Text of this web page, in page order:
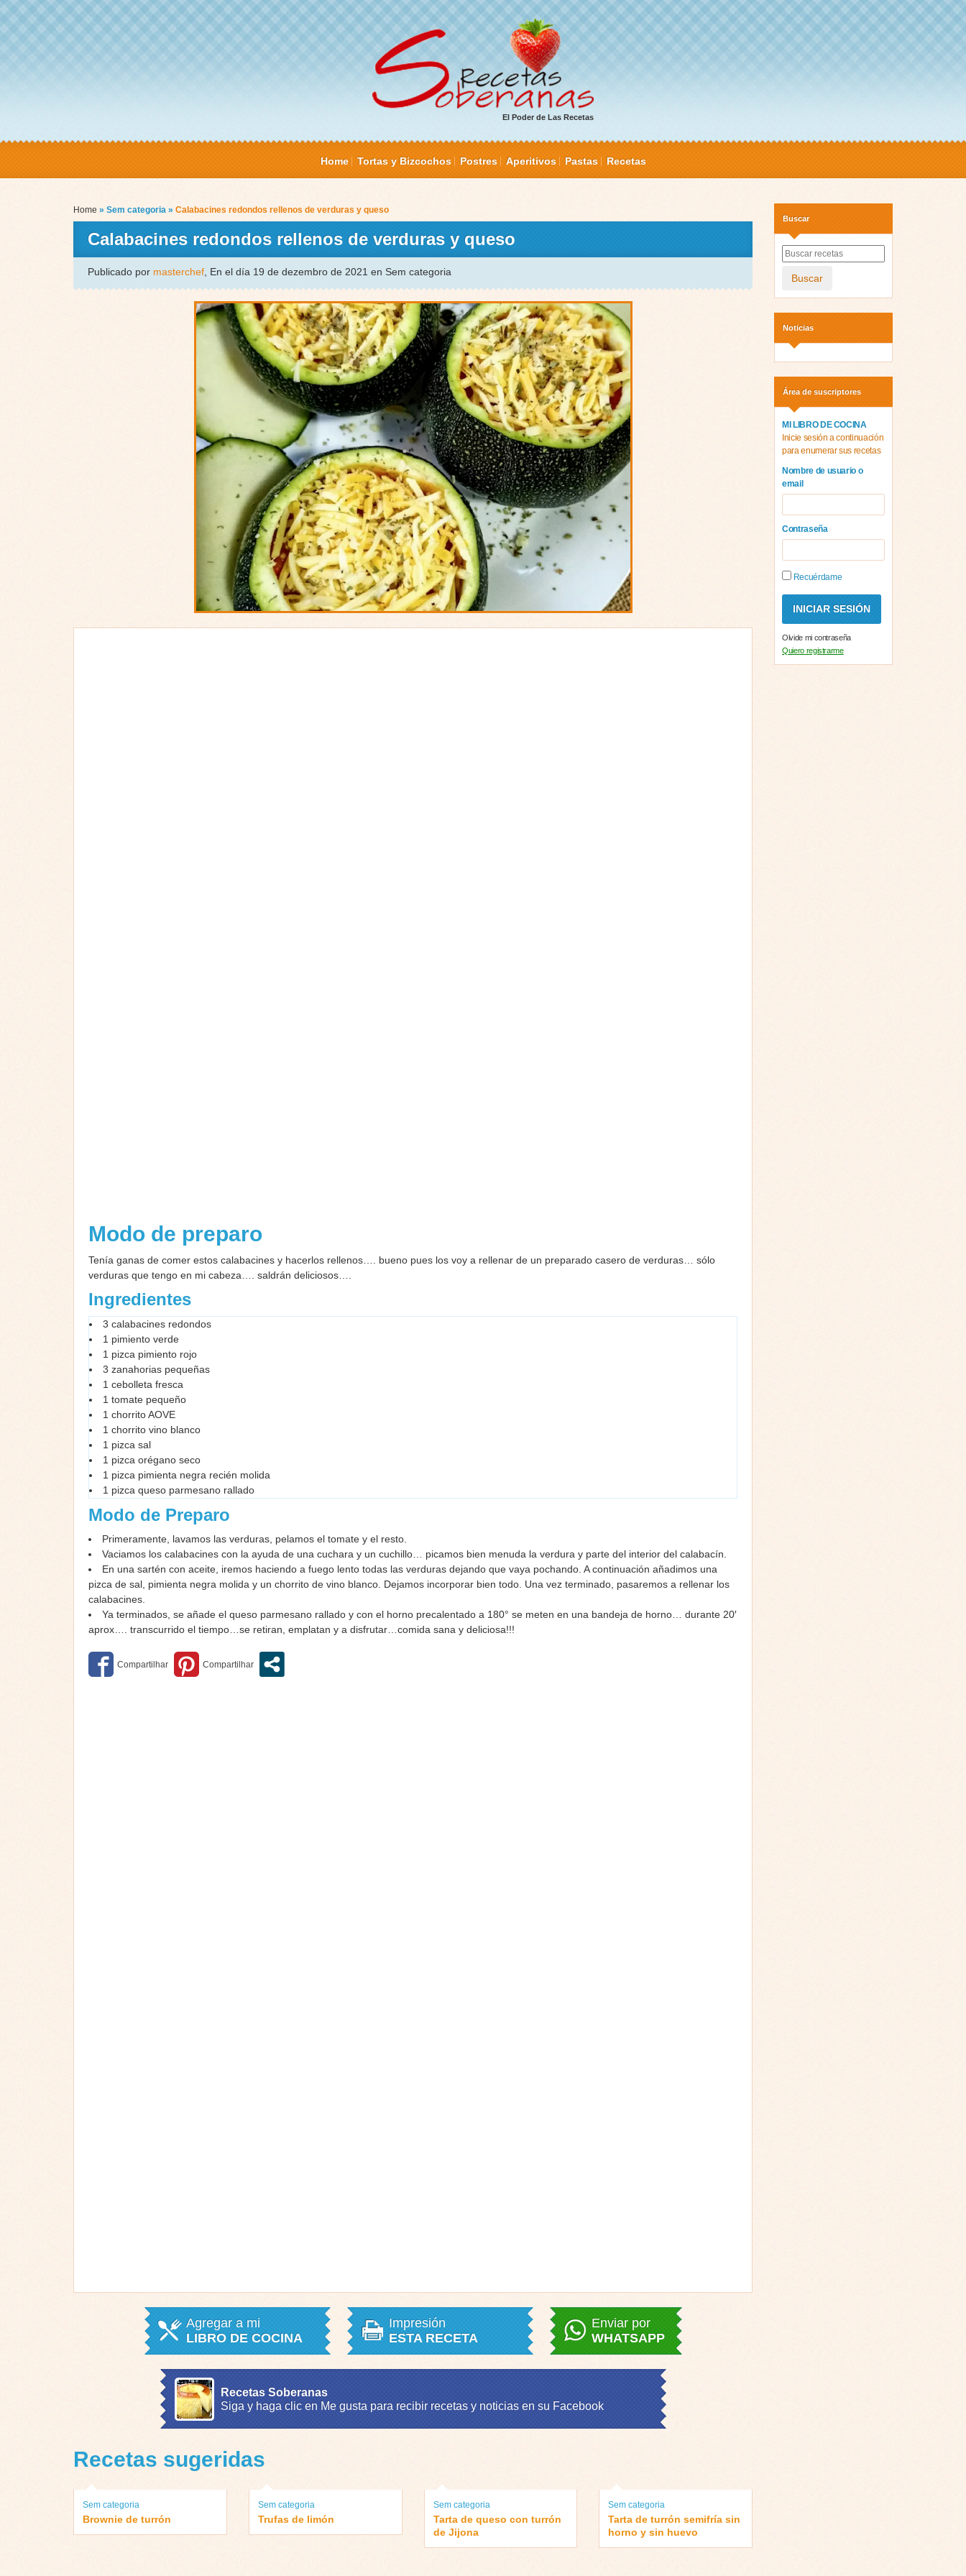
El Poder de Las Recetas
Home Tortas y Bizcochos Postres Aperitivos Pastas Recetas
Home » Sem categoria » Calabacines redondos rellenos de verduras y queso
Calabacines redondos rellenos de verduras y queso
Publicado por masterchef , En el día 19 de dezembro de 2021 en Sem categoria
Modo de preparo
Tenía ganas de comer estos calabacines y hacerlos rellenos…. bueno pues los voy a rellenar de un preparado casero de verduras… sólo
verduras que tengo en mi cabeza…. saldrán deliciosos….
Ingredientes
3 calabacines redondos
1 pimiento verde
1 pizca pimiento rojo
3 zanahorias pequeñas
1 cebolleta fresca
1 tomate pequeño
1 chorrito AOVE
1 chorrito vino blanco
1 pizca sal
1 pizca orégano seco
1 pizca pimienta negra recién molida
1 pizca queso parmesano rallado
Modo de Preparo
Primeramente, lavamos las verduras, pelamos el tomate y el resto.
Vaciamos los calabacines con la ayuda de una cuchara y un cuchillo… picamos bien menuda la verdura y parte del interior del calabacín.
En una sartén con aceite, iremos haciendo a fuego lento todas las verduras dejando que vaya pochando. A continuación añadimos una
pizca de sal, pimienta negra molida y un chorrito de vino blanco. Dejamos incorporar bien todo. Una vez terminado, pasaremos a rellenar los
calabacines.
Ya terminados, se añade el queso parmesano rallado y con el horno precalentado a 180° se meten en una bandeja de horno… durante 20′
aprox…. transcurrido el tiempo…se retiran, emplatan y a disfrutar…comida sana y deliciosa!!!
Agregar a mi
LIBRO DE COCINA
Impresión
ESTA RECETA
Enviar por
WHATSAPP
Recetas Soberanas
Siga y haga clic en Me gusta para recibir recetas y noticias en su Facebook
Recetas sugeridas
Sem categoria
Brownie de turrón
Sem categoria
Trufas de limón
Sem categoria
Tarta de queso con turrón
de Jijona
Sem categoria
Tarta de turrón semifría sin
horno y sin huevo
Buscar
Buscar
Noticias
Área de suscriptores
MI LIBRO DE COCINA
Inicie sesión a continuación
para enumerar sus recetas
Nombre de usuario o
email
Contraseña
Recuérdame
Olvide mi contraseña
Quiero registrarme